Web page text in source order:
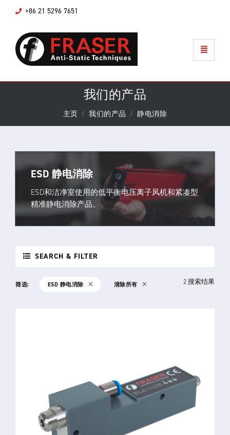
+86 21 5296 7651
我们的产品
主页 我们的产品 静电消除
ESD 静电消除
ESD和洁净室使用的低平衡电压离子风机和紧凑型
精准静电消除产品。
SEARCH & FILTER
筛选: ESD 静电消除 清除所有 2 搜索结果